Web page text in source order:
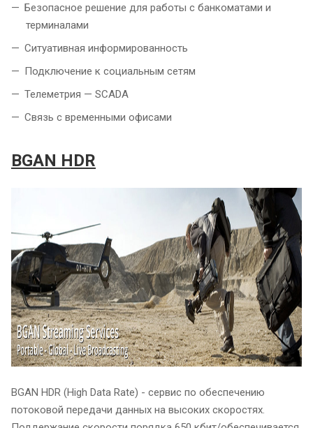
Безопасное решение для работы с банкоматами и
терминалами
Ситуативная информированность
Подключение к социальным сетям
Телеметрия — SCADA
Связь с временными офисами
BGAN HDR
BGAN HDR (High Data Rate) - сервис по обеспечению
потоковой передачи данных на высоких скоростях.